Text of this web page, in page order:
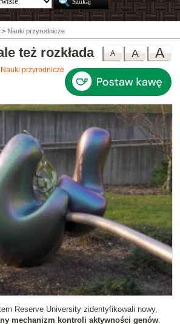
> Nauki przyrodnicze
A
A
A
też rozkłada
Nauki przyrodnicze
Reserve University zidentyfikowali nowy,
mechanizm kontroli aktywności genów.